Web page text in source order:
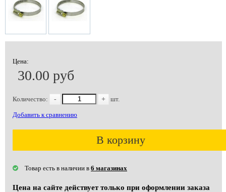
Цена:
30.00 руб
Количество: - + шт.
Добавить к сравнению
В корзину
Товар есть в наличии в 6 магазинах
Цена на сайте действует только при оформлении заказа